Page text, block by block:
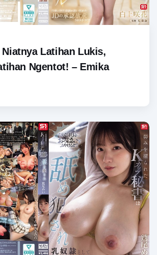
Niatnya Latihan Lukis,
Ngentot! – Emika